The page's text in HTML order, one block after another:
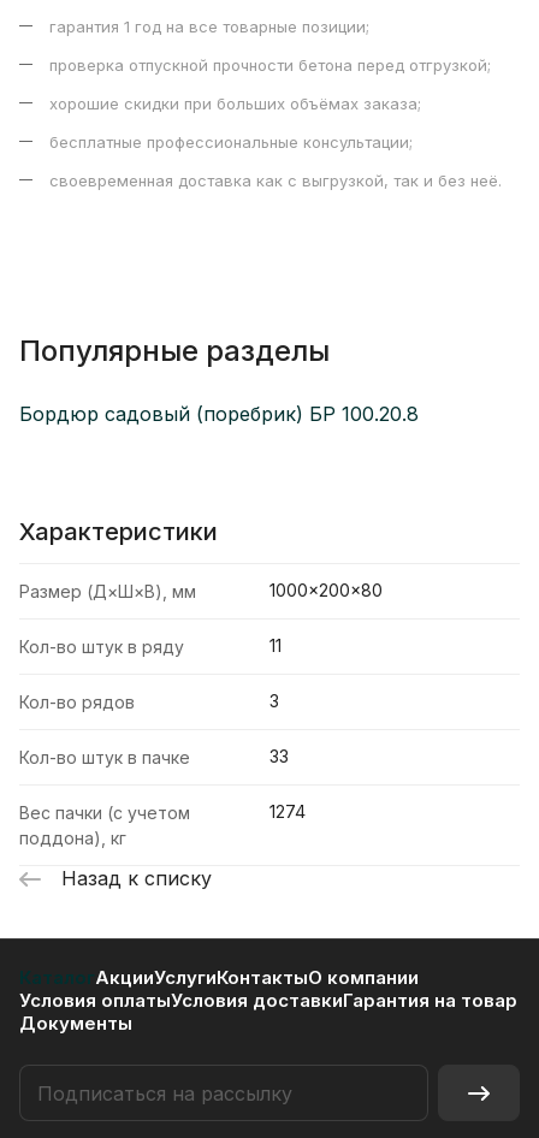
гарантия 1 год на все товарные позиции;
проверка отпускной прочности бетона перед отгрузкой;
хорошие скидки при больших объёмах заказа;
бесплатные профессиональные консультации;
своевременная доставка как с выгрузкой, так и без неё.
Популярные разделы
Бордюр садовый (поребрик) БР 100.20.8
Характеристики
Размер (Д×Ш×В), мм 1000×200×80
Кол-во штук в ряду 11
Кол-во рядов 3
Кол-во штук в пачке 33
Вес пачки (с учетом
поддона), кг
1274
Назад к списку
КаталогАкцииУслугиКонтактыО компании
Условия оплатыУсловия доставкиГарантия на товар
Документы